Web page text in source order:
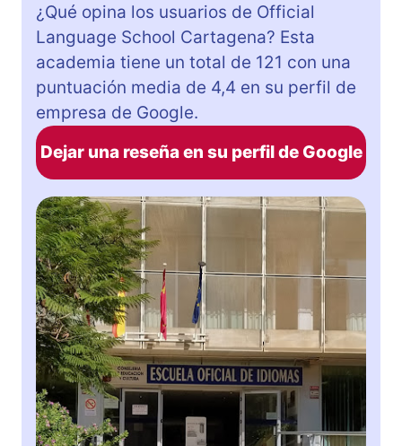
¿Qué opina los usuarios de Official
Language School Cartagena? Esta
academia tiene un total de 121 con una
puntuación media de 4,4 en su perfil de
empresa de Google.
Dejar una reseña en su perfil de Google